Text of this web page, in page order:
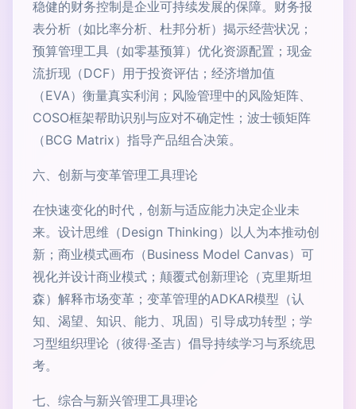
稳健的财务控制是企业可持续发展的保障。财务报
表分析（如比率分析、杜邦分析）揭示经营状况；
预算管理工具（如零基预算）优化资源配置；现金
流折现（DCF）用于投资评估；经济增加值
（EVA）衡量真实利润；风险管理中的风险矩阵、
COSO框架帮助识别与应对不确定性；波士顿矩阵
（BCG Matrix）指导产品组合决策。
六、创新与变革管理工具理论
在快速变化的时代，创新与适应能力决定企业未
来。设计思维（Design Thinking）以人为本推动创
新；商业模式画布（Business Model Canvas）可
视化并设计商业模式；颠覆式创新理论（克里斯坦
森）解释市场变革；变革管理的ADKAR模型（认
知、渴望、知识、能力、巩固）引导成功转型；学
习型组织理论（彼得·圣吉）倡导持续学习与系统思
考。
七、综合与新兴管理工具理论